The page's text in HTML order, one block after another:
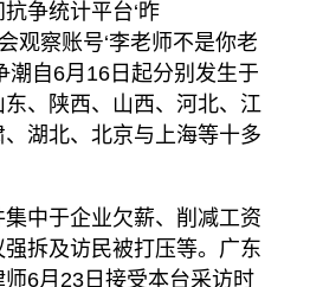
争统计平台‘昨
观察账号‘李老师不是你老
潮自6月16日起分别发生于
、陕西、山西、河北、江
湖北、北京与上海等十多
中于企业欠薪、削减工资
拆及访民被打压等。广东
6月23日接受本台采访时